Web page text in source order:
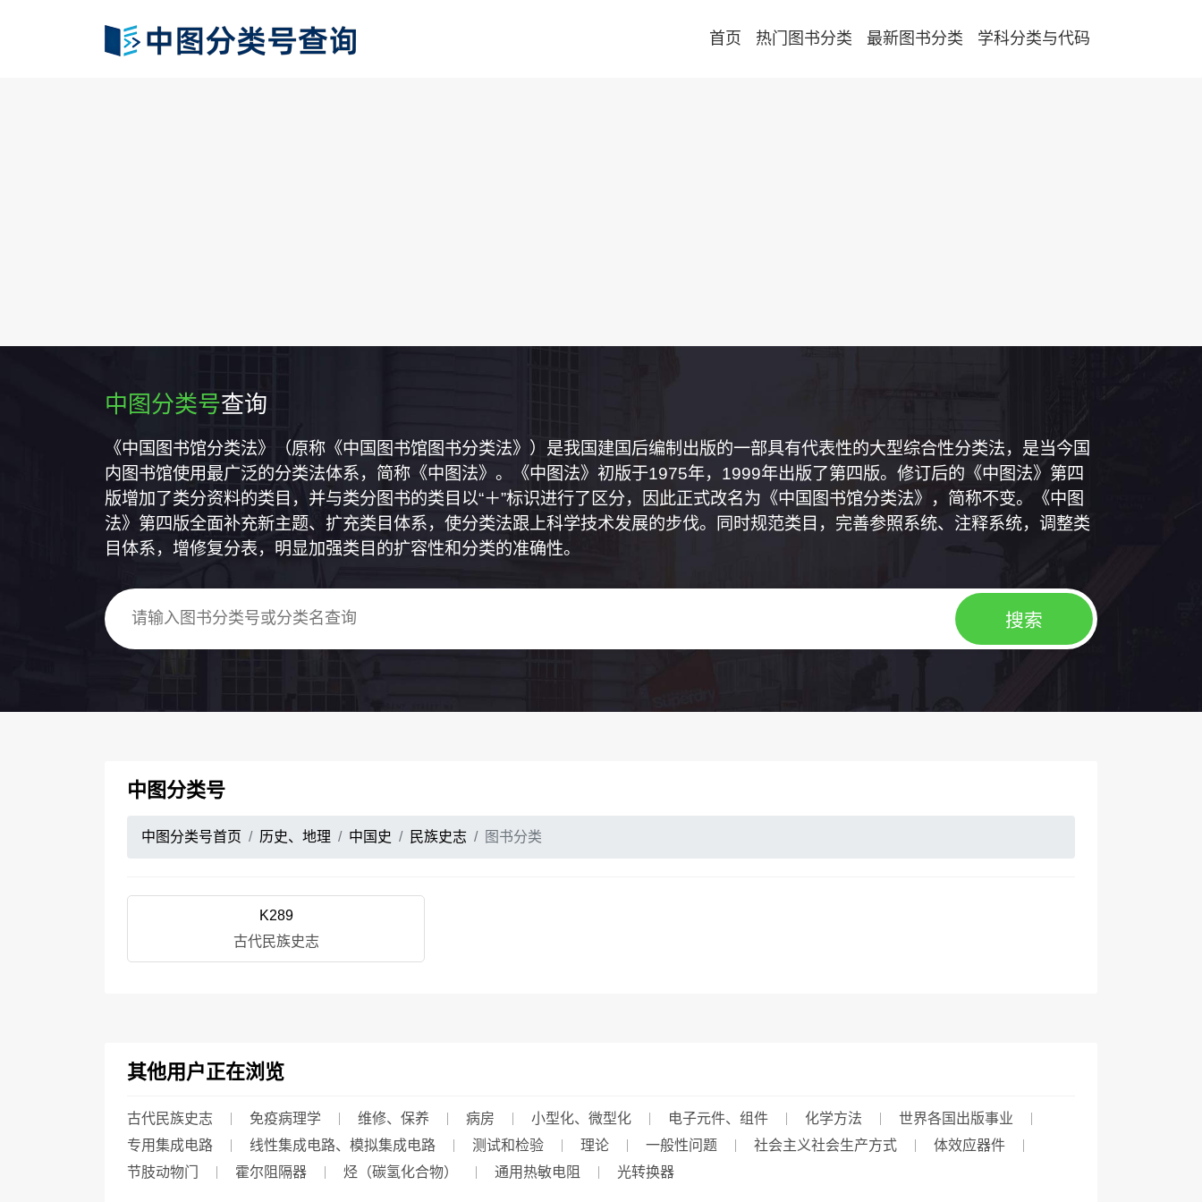
首页 热门图书分类 最新图书分类 学科分类与代码
中图分类号查询
《中国图书馆分类法》（原称《中国图书馆图书分类法》）是我国建国后编制出版的一部具有代表性的大型综合性分类法，是当今国
内图书馆使用最广泛的分类法体系，简称《中图法》。《中图法》初版于1975年，1999年出版了第四版。修订后的《中图法》第四
版增加了类分资料的类目，并与类分图书的类目以“＋”标识进行了区分，因此正式改名为《中国图书馆分类法》，简称不变。《中图
法》第四版全面补充新主题、扩充类目体系，使分类法跟上科学技术发展的步伐。同时规范类目，完善参照系统、注释系统，调整类
目体系，增修复分表，明显加强类目的扩容性和分类的准确性。
中图分类号
中图分类号首页 历史、地理 中国史 民族史志 图书分类
K289
古代民族史志
其他用户正在浏览
古代民族史志 免疫病理学 维修、保养 病房 小型化、微型化 电子元件、组件 化学方法
世界各国出版事业
专用集成电路
线性集成电路、模拟集成电路 测试和检验 理论 一般性问题 社会主义社会生产方式
体效应器件
节肢动物门
霍尔阻隔器 烃（碳氢化合物） 通用热敏电阻 光转换器